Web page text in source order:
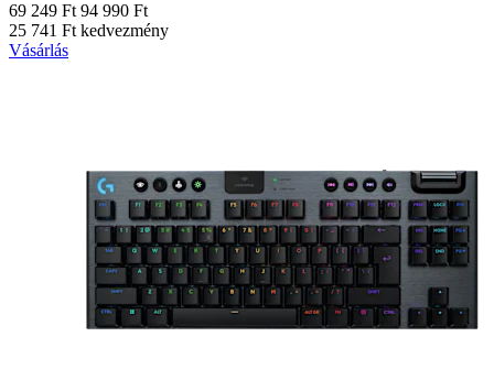
69 249 Ft 94 990 Ft
25 741 Ft kedvezmény
Vásárlás